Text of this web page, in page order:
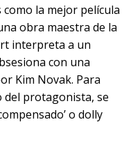
la mejor película
obra maestra de la
interpreta a un
con una
Kim Novak. Para
del protagonista, se
o dolly